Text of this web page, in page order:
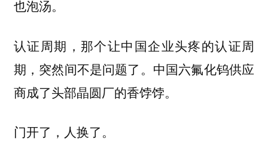
也泡汤。
认证周期，那个让中国企业头疼的认证周
期，突然间不是问题了。中国六氟化钨供应
商成了头部晶圆厂的香饽饽。
门开了，人换了。